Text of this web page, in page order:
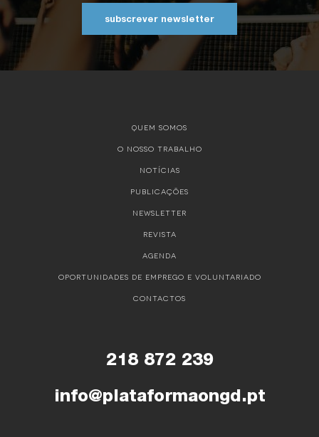
subscrever newsletter
QUEM SOMOS
O NOSSO TRABALHO
NOTÍCIAS
PUBLICAÇÕES
NEWSLETTER
REVISTA
AGENDA
OPORTUNIDADES DE EMPREGO E VOLUNTARIADO
CONTACTOS
218 872 239
info@plataformaongd.pt